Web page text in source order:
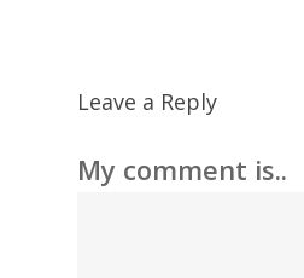
Leave a Reply
My comment is..